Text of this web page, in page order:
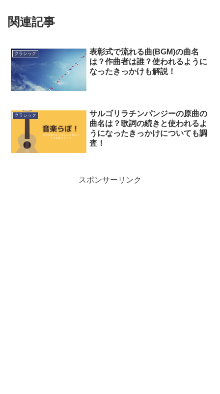
関連記事
クラシック
表彰式で流れる曲(BGM)の曲名
は？作曲者は誰？使われるように
なったきっかけも解説！
クラシック
サルゴリラチンパンジーの原曲の
曲名は？歌詞の続きと使われるよ
うになったきっかけについても調
査！
スポンサーリンク